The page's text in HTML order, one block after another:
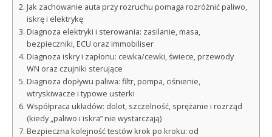
Jak zachowanie auta przy rozruchu pomaga rozróżnić paliwo,
iskrę i elektrykę
Diagnoza elektryki i sterowania: zasilanie, masa,
bezpieczniki, ECU oraz immobiliser
Diagnoza iskry i zapłonu: cewka/cewki, świece, przewody
WN oraz czujniki sterujące
Diagnoza dopływu paliwa: filtr, pompa, ciśnienie,
wtryskiwacze i typowe usterki
Współpraca układów: dolot, szczelność, sprężanie i rozrząd
(kiedy „paliwo i iskra” nie wystarczają)
Bezpieczna kolejność testów krok po kroku: od